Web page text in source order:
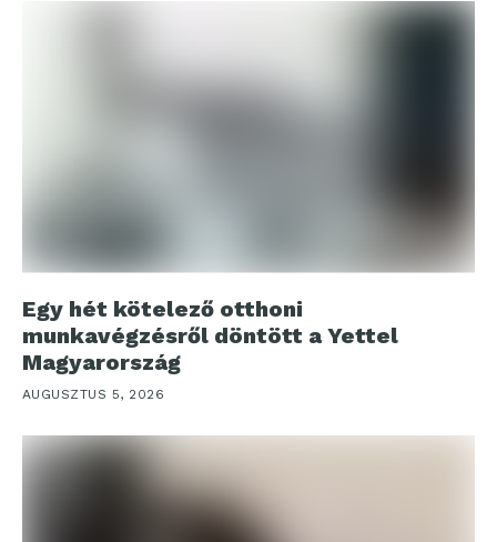
Egy hét kötelező otthoni
munkavégzésről döntött a Yettel
Magyarország
AUGUSZTUS 5, 2026